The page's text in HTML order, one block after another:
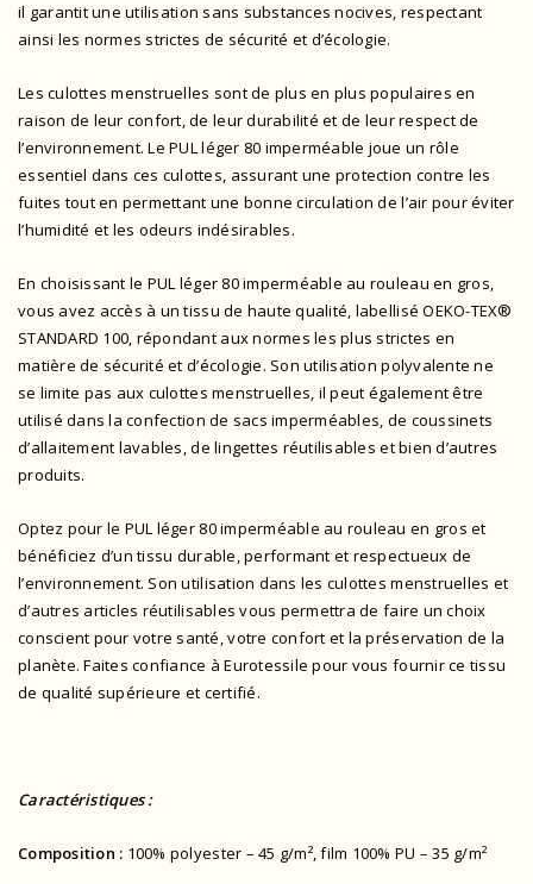
il garantit une utilisation sans substances nocives, respectant
ainsi les normes strictes de sécurité et d’écologie.
Les culottes menstruelles sont de plus en plus populaires en
raison de leur confort, de leur durabilité et de leur respect de
l’environnement. Le PUL léger 80 imperméable joue un rôle
essentiel dans ces culottes, assurant une protection contre les
fuites tout en permettant une bonne circulation de l’air pour éviter
l’humidité et les odeurs indésirables.
En choisissant le PUL léger 80 imperméable au rouleau en gros,
vous avez accès à un tissu de haute qualité, labellisé OEKO-TEX®
STANDARD 100, répondant aux normes les plus strictes en
matière de sécurité et d’écologie. Son utilisation polyvalente ne
se limite pas aux culottes menstruelles, il peut également être
utilisé dans la confection de sacs imperméables, de coussinets
d’allaitement lavables, de lingettes réutilisables et bien d’autres
produits.
Optez pour le PUL léger 80 imperméable au rouleau en gros et
bénéficiez d’un tissu durable, performant et respectueux de
l’environnement. Son utilisation dans les culottes menstruelles et
d’autres articles réutilisables vous permettra de faire un choix
conscient pour votre santé, votre confort et la préservation de la
planète. Faites confiance à Eurotessile pour vous fournir ce tissu
de qualité supérieure et certifié.
Caractéristiques :
Composition : 100% polyester – 45 g/m², film 100% PU – 35 g/m²